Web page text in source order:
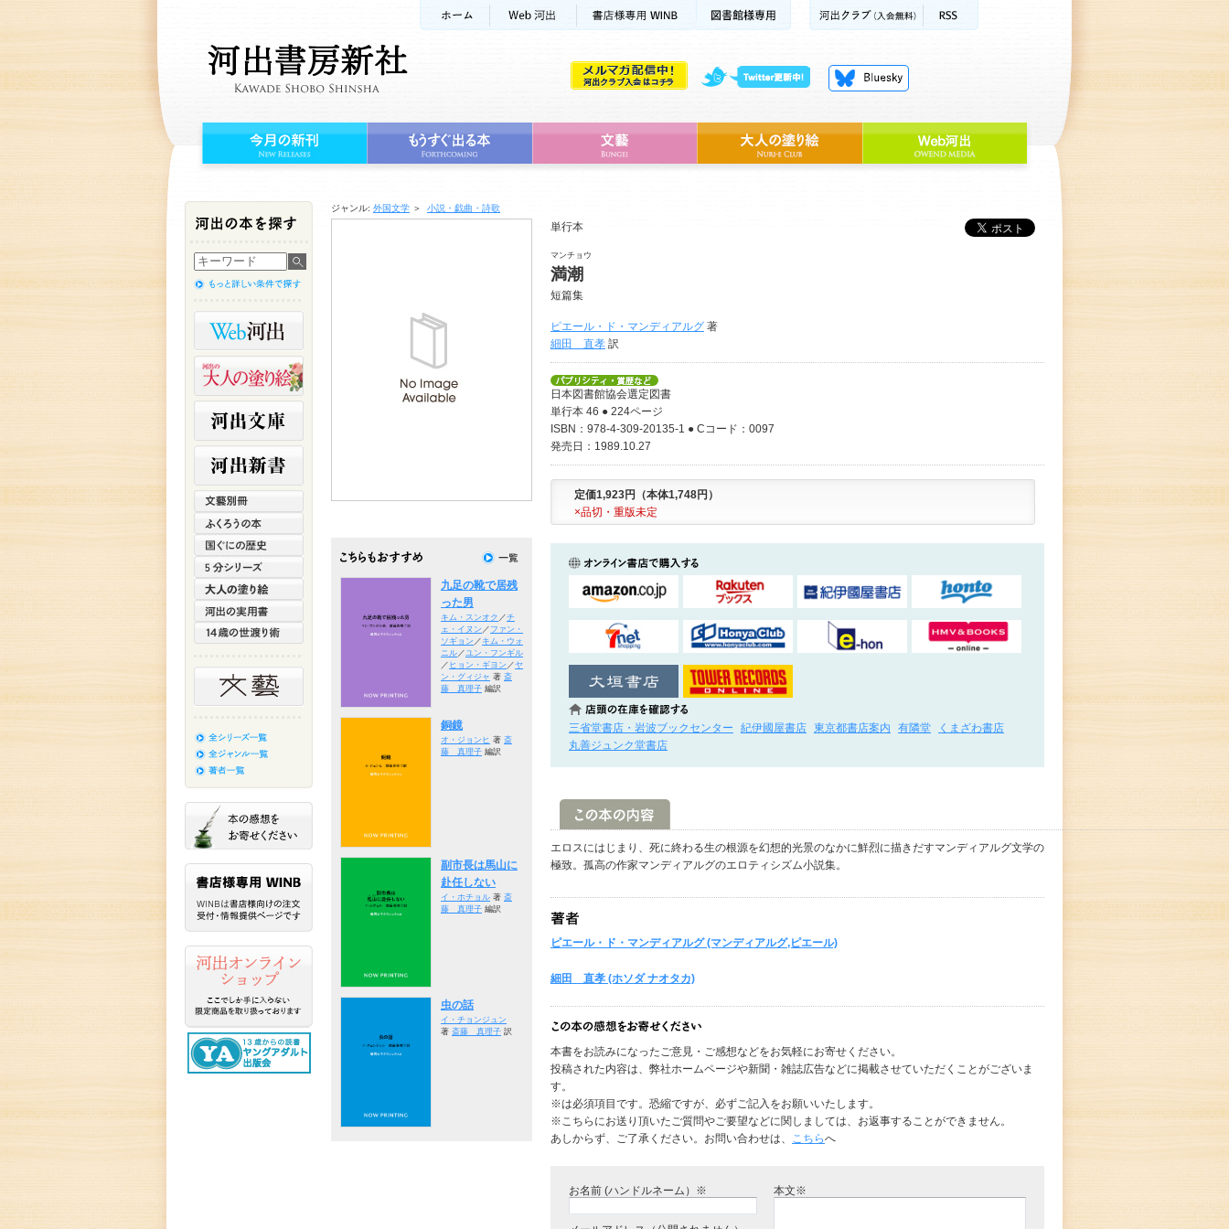
ジャンル: 外国文学 ＞ 小説・戯曲・詩歌
単行本
マンチョウ
満潮
短篇集
ピエール・ド・マンディアルグ 著
細田 直孝 訳
日本図書館協会選定図書
単行本 46 ● 224ページ
ISBN：978-4-309-20135-1 ● Cコード：0097
発売日：1989.10.27
定価1,923円（本体1,748円）
×品切・重版未定
三省堂書店・岩波ブックセンター 紀伊國屋書店 東京都書店案内 有隣堂
くまざわ書店
丸善ジュンク堂書店
エロスにはじまり、死に終わる生の根源を幻想的光景のなかに鮮烈に描きだすマンディアルグ文学の
極致。孤高の作家マンディアルグのエロティシズム小説集。
ピエール・ド・マンディアルグ (マンディアルグ,ピエール)
細田 直孝 (ホソダ ナオタカ)
本書をお読みになったご意見・ご感想などをお気軽にお寄せください。
投稿された内容は、弊社ホームページや新聞・雑誌広告などに掲載させていただくことがございま
す。
※は必須項目です。恐縮ですが、必ずご記入をお願いいたします。
※こちらにお送り頂いたご質問やご要望などに関しましては、お返事することができません。
あしからず、ご了承ください。お問い合わせは、 こちらへ
お名前 (ハンドルネーム）※ 本文※
九足の靴で居残
った男
キム・スンオク ／チ
ェ・イヌン ／ ファン・
ソギョン ／ キム・ウォ
ニル／ユン・フンギル
／ ヒョン・ギヨン ／ヤ
ン・グィジャ 著 斎
藤 真理子 編訳
銅鏡
オ・ジョンヒ 著 斎
藤 真理子 編訳
副市長は馬山に
赴任しない
イ・ホチョル 著 斎
藤 真理子 編訳
虫の話
イ・チョンジュン
著 斎藤 真理子 訳